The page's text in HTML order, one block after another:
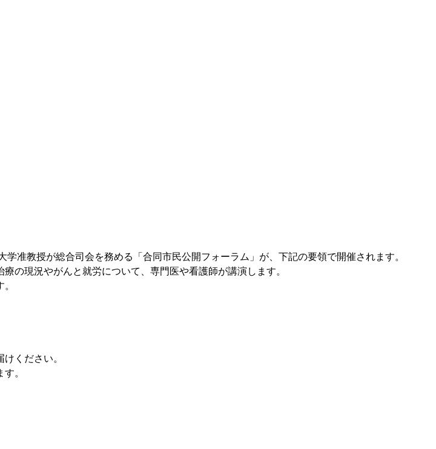
教授が総合司会を務める「合同市民公開フォーラム」が、下記の要領で開催されます。
の現況やがんと就労について、専門医や看護師が講演します。
ください。
。